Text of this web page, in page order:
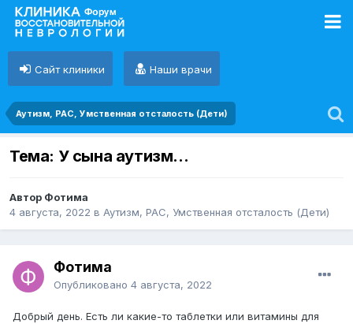
Сайт клиники Наши врачи
Аутизм, РАС, Умственная отсталость (Дети)
Тема: У сына аутизм...
Автор Фотима
4 августа, 2022 в Аутизм, РАС, Умственная отсталость (Дети)
Фотима
Опубликовано 4 августа, 2022
Добрый день. Есть ли какие-то таблетки или витамины для